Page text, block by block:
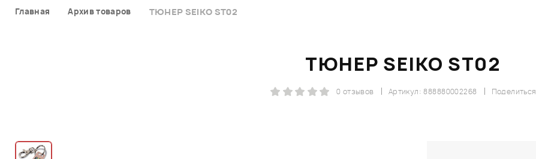
Главная Архив товаров ТЮНЕР SEIKO ST02
ТЮНЕР SEIKO ST02
Поделиться
Артикул: 888880002268
0 отзывов